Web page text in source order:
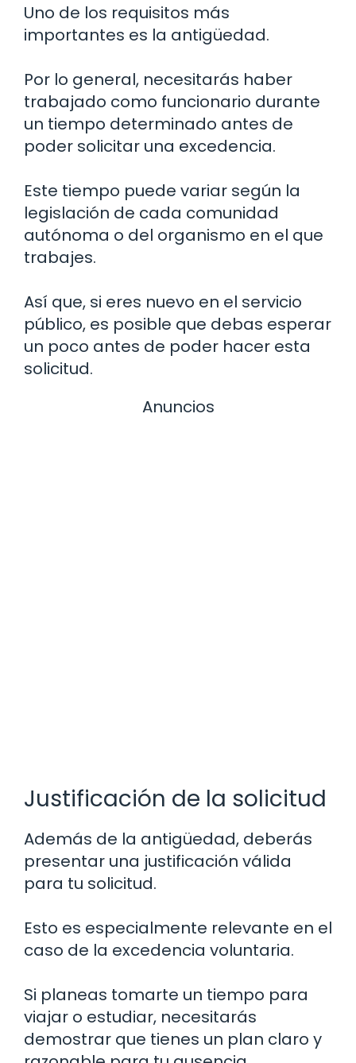
Uno de los requisitos más
importantes es la antigüedad.
Por lo general, necesitarás haber
trabajado como funcionario durante
un tiempo determinado antes de
poder solicitar una excedencia.
Este tiempo puede variar según la
legislación de cada comunidad
autónoma o del organismo en el que
trabajes.
Así que, si eres nuevo en el servicio
público, es posible que debas esperar
un poco antes de poder hacer esta
solicitud.
Anuncios
Justificación de la solicitud
Además de la antigüedad, deberás
presentar una justificación válida
para tu solicitud.
Esto es especialmente relevante en el
caso de la excedencia voluntaria.
Si planeas tomarte un tiempo para
viajar o estudiar, necesitarás
demostrar que tienes un plan claro y